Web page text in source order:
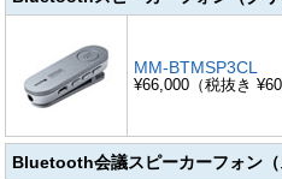
MM-BTMSP3CL
¥66,000（税抜き
Bluetooth会議スピーカーフォン（